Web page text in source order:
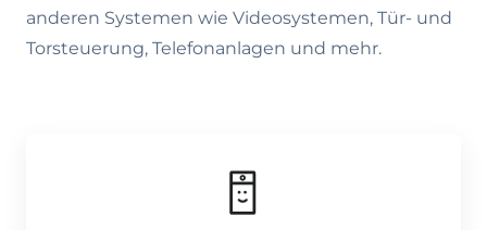
anderen Systemen wie Videosystemen, Tür- und
Torsteuerung, Telefonanlagen und mehr.